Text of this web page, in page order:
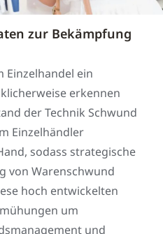
zur Bekämpfung
Einzelhandel ein
erkennen
der Technik Schwund
Einzelhändler
sodass strategische
von Warenschwund
hoch entwickelten
um
und